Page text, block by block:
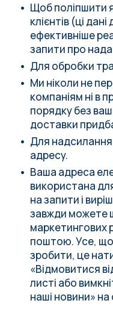
Щоб поліпшити
клієнтів (ці
ефективніше
запити про
Для обробки
Ми ніколи не
компаніям ні в
порядку без
доставки
Для надсилання
адресу.
Ваша адреса
використана
на запити і
завжди можете
маркетингових
поштою. Усе, що
зробити, це
«Відмовитися
листі або
наші новини» на